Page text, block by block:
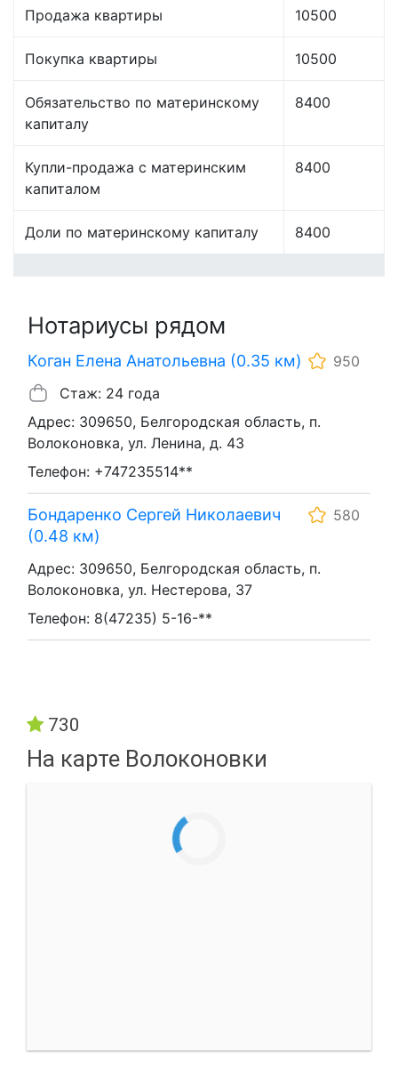
Продажа квартиры 10500
Покупка квартиры 10500
Обязательство по материнскому
капиталу
8400
Купли-продажа с материнским
капиталом
8400
Доли по материнскому капиталу 8400
Нотариусы рядом
Коган Елена Анатольевна (0.35 км)
950
Стаж: 24 года
Адрес: 309650, Белгородская область, п.
Волоконовка, ул. Ленина, д. 43
Телефон: +747235514**
Бондаренко Сергей Николаевич
(0.48 км)
580
Адрес: 309650, Белгородская область, п.
Волоконовка, ул. Нестерова, 37
Телефон: 8(47235) 5-16-**
730
На карте Волоконовки